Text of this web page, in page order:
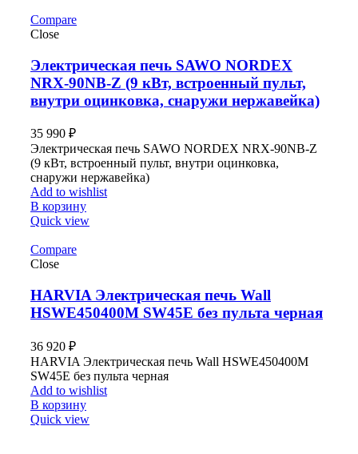
Compare
Close
Электрическая печь SAWO NORDEX
NRX-90NB-Z (9 кВт, встроенный пульт,
внутри оцинковка, снаружи нержавейка)
35 990 ₽
Электрическая печь SAWO NORDEX NRX-90NB-Z
(9 кВт, встроенный пульт, внутри оцинковка,
снаружи нержавейка)
Add to wishlist
В корзину
Quick view
Compare
Close
HARVIA Электрическая печь Wall
HSWE450400M SW45E без пульта черная
36 920 ₽
HARVIA Электрическая печь Wall HSWE450400M
SW45E без пульта черная
Add to wishlist
В корзину
Quick view